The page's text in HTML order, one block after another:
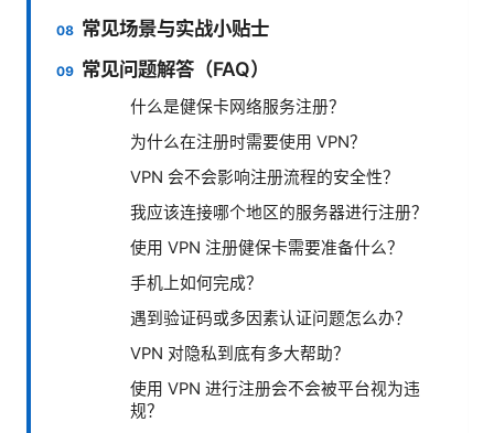
常见场景与实战小贴士
常见问题解答（FAQ）
什么是健保卡网络服务注册？
为什么在注册时需要使用 VPN？
VPN 会不会影响注册流程的安全性？
我应该连接哪个地区的服务器进行注册？
使用 VPN 注册健保卡需要准备什么？
手机上如何完成？
遇到验证码或多因素认证问题怎么办？
VPN 对隐私到底有多大帮助？
使用 VPN 进行注册会不会被平台视为违
规？